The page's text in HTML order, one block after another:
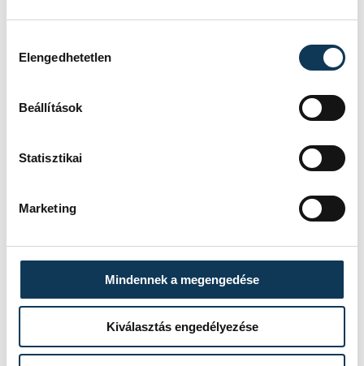
Elengedhetetlen
Beállítások
Statisztikai
Marketing
Mindennek a megengedése
Kiválasztás engedélyezése
Események
SOROZAT FÉRFI KÉZILABDA VB-